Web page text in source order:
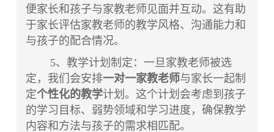
便家长和孩子与家教老师见面并互动。这有助
于家长评估家教老师的教学风格、沟通能力和
与孩子的配合情况。
5、教学计划制定：一旦家教老师被选
定，我们会安排一对一家教老师与家长一起制
定个性化的教学计划。这个计划会考虑到孩子
的学习目标、弱势领域和学习进度，确保教学
内容和方法与孩子的需求相匹配。